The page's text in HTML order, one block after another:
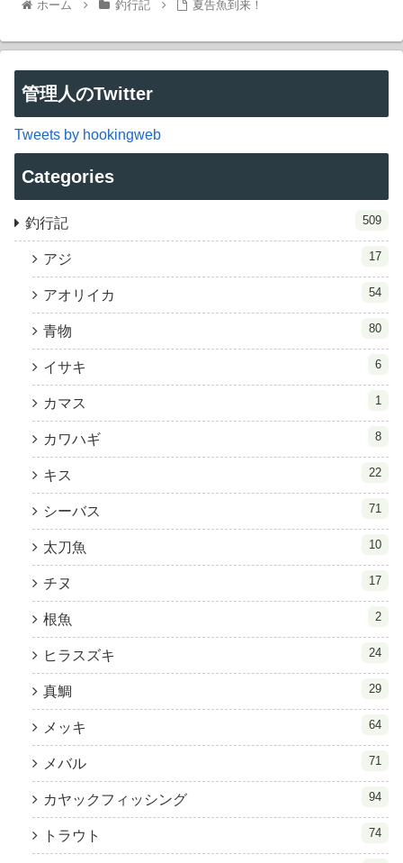
ホーム 釣行記 夏告魚到来！
管理人のTwitter
Tweets by hookingweb
Categories
釣行記 509
アジ 17
アオリイカ 54
青物 80
イサキ 6
カマス 1
カワハギ 8
キス 22
シーバス 71
太刀魚 10
チヌ 17
根魚 2
ヒラスズキ 24
真鯛 29
メッキ 64
メバル 71
カヤックフィッシング 94
トラウト 74